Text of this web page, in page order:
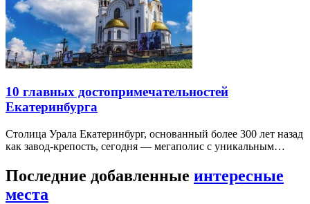
10 главных достопримечательностей
Екатеринбурга
Столица Урала Екатеринбург, основанный более 300 лет назад
как завод-крепость, сегодня — мегаполис с уникальным…
Последние добавленные интересные
места